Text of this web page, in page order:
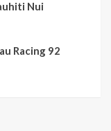
Nui
Racing 92